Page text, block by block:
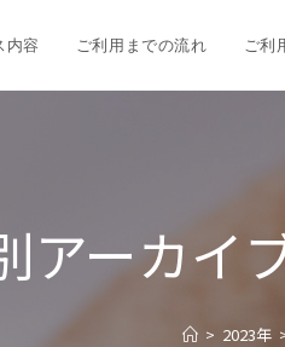
内容 ご利用までの流れ ご利
アーカイ
> 2023年